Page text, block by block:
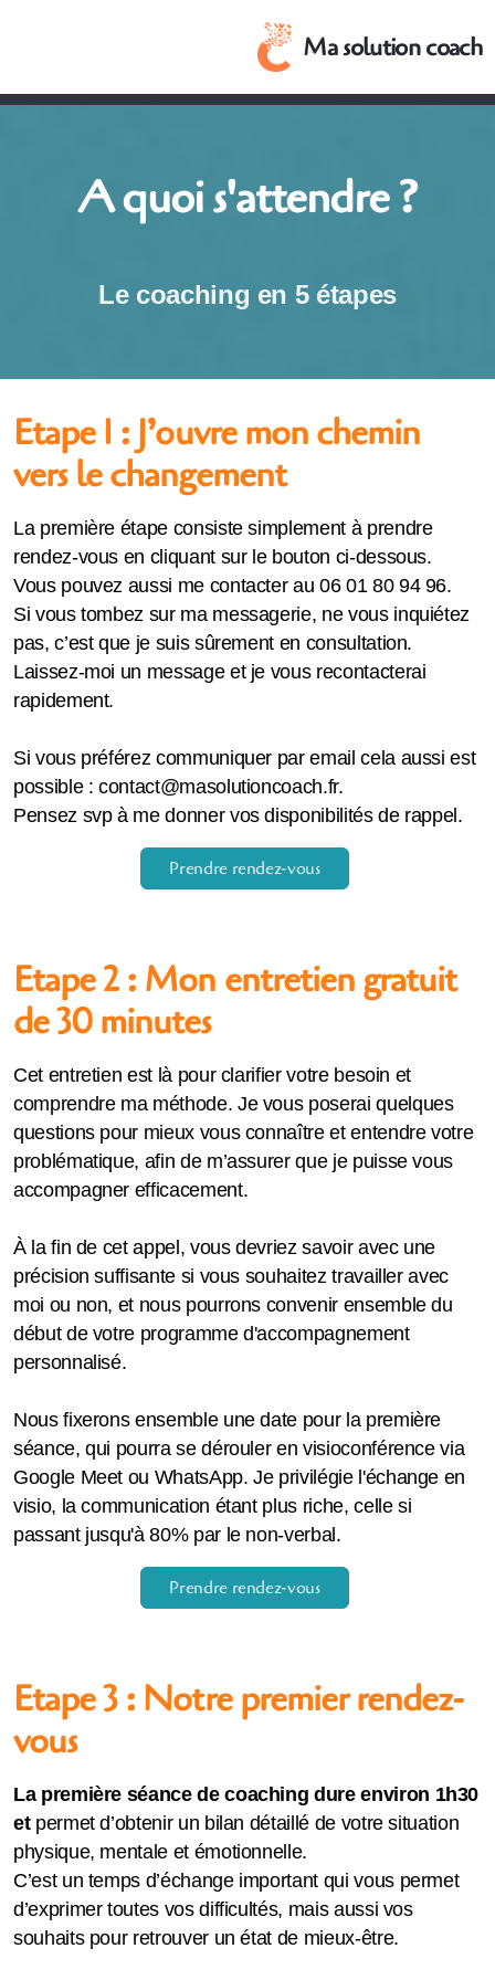
Ma solution coach
A quoi s'attendre ?
Le coaching en 5 étapes
Etape 1 : J’ouvre mon chemin
vers le changement
La première étape consiste simplement à prendre
rendez-vous en cliquant sur le bouton ci-dessous.
Vous pouvez aussi me contacter au 06 01 80 94 96.
Si vous tombez sur ma messagerie, ne vous inquiétez
pas, c’est que je suis sûrement en consultation.
Laissez-moi un message et je vous recontacterai
rapidement.
Si vous préférez communiquer par email cela aussi est
possible : contact@masolutioncoach.fr.
Pensez svp à me donner vos disponibilités de rappel.
Prendre rendez-vous
Etape 2 : Mon entretien gratuit
de 30 minutes
Cet entretien est là pour clarifier votre besoin et
comprendre ma méthode. Je vous poserai quelques
questions pour mieux vous connaître et entendre votre
problématique, afin de m’assurer que je puisse vous
accompagner efficacement.
À la fin de cet appel, vous devriez savoir avec une
précision suffisante si vous souhaitez travailler avec
moi ou non, et nous pourrons convenir ensemble du
début de votre programme d'accompagnement
personnalisé.
Nous fixerons ensemble une date pour la première
séance, qui pourra se dérouler en visioconférence via
Google Meet ou WhatsApp. Je privilégie l'échange en
visio, la communication étant plus riche, celle si
passant jusqu'à 80% par le non-verbal.
Prendre rendez-vous
Etape 3 : Notre premier rendez-
vous
La première séance de coaching dure environ 1h30
etpermet d’obtenir un bilan détaillé de votre situation
physique, mentale et émotionnelle.
C’est un temps d’échange important qui vous permet
d’exprimer toutes vos difficultés, mais aussi vos
souhaits pour retrouver un état de mieux-être.